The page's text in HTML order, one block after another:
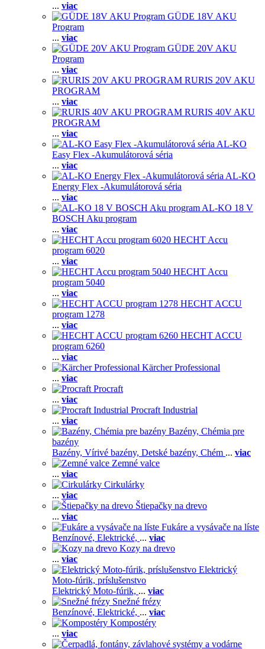
... viac
GÜDE 18V AKU
Program
... viac
GÜDE 20V AKU
Program
... viac
RURIS 20V AKU
PROGRAM
... viac
RURIS 40V AKU
PROGRAM
... viac
AL-KO
Easy Flex -Akumulátorová séria
... viac
AL-KO
Energy Flex -Akumulátorová séria
... viac
AL-KO 18 V
BOSCH Aku program
... viac
HECHT Accu
program 6020
... viac
HECHT Accu
program 5040
... viac
HECHT ACCU
program 1278
... viac
HECHT ACCU
program 6260
... viac
Kärcher Professional
... viac
Procraft
... viac
Procraft Industrial
... viac
Bazény, Chémia pre
bazény
Bazény, Vírivé bazény, Detské bazény, Chém ... viac
Zemné valce
... viac
Cirkulárky
... viac
Štiepačky na drevo
... viac
Fukáre a vysávače na líste
Benzínové, Elektrické, ... viac
Kozy na drevo
... viac
Elektrický
Moto-fúrik, príslušenstvo
Elektrický Moto-fúrik, ... viac
Snežné frézy
Benzínové, Elektrické, ... viac
Kompostéry
... viac